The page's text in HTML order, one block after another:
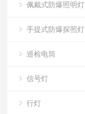
佩戴式防爆照明灯
手提式防爆探照灯
巡检电筒
信号灯
行灯